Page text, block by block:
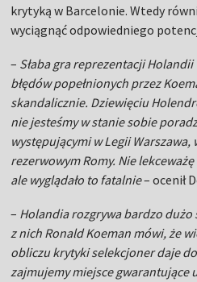
krytyką w Barcelonie. Wtedy
wyciągnąć odpowiedniego
– Słaba gra reprezentacji Holandii
błędów popełnionych przez
skandalicznie. Dziewięciu
nie jesteśmy w stanie sobie
występującymi w Legii
rezerwowym Romy. Nie
ale wyglądało to fatalnie– ocenił
– Holandia rozgrywa bardzo dużo
z nich Ronald Koeman mówi, że
obliczu krytyki selekcjoner daje
zajmujemy miejsce gwarantujące